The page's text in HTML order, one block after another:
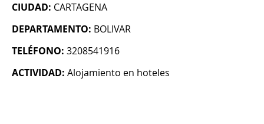
CIUDAD: CARTAGENA
DEPARTAMENTO: BOLIVAR
TELÉFONO: 3208541916
ACTIVIDAD: Alojamiento en hoteles